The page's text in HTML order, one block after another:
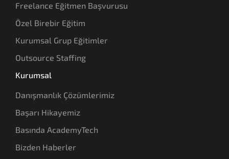
Freelance Eğitmen Başvurusu
Özel Birebir Eğitim
Kurumsal Grup Eğitimler
Outsource Staffing
Kurumsal
Danışmanlık Çözümlerimiz
Başarı Hikayemiz
Basında AcademyTech
Bizden Haberler